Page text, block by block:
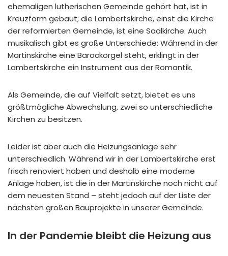
ehemaligen lutherischen Gemeinde gehört hat, ist in
Kreuzform gebaut; die Lambertskirche, einst die Kirche
der reformierten Gemeinde, ist eine Saalkirche. Auch
musikalisch gibt es große Unterschiede: Während in der
Martinskirche eine Barockorgel steht, erklingt in der
Lambertskirche ein Instrument aus der Romantik.
Als Gemeinde, die auf Vielfalt setzt, bietet es uns
größtmögliche Abwechslung, zwei so unterschiedliche
Kirchen zu besitzen.
Leider ist aber auch die Heizungsanlage sehr
unterschiedlich. Während wir in der Lambertskirche erst
frisch renoviert haben und deshalb eine moderne
Anlage haben, ist die in der Martinskirche noch nicht auf
dem neuesten Stand – steht jedoch auf der Liste der
nächsten großen Bauprojekte in unserer Gemeinde.
In der Pandemie bleibt die Heizung aus